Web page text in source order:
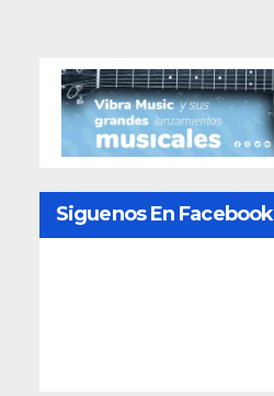
Siguenos En Facebook